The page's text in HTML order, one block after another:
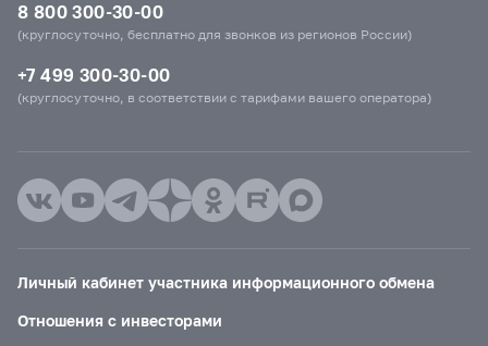
8 800 300-30-00
(круглосуточно, бесплатно для звонков из регионов России)
+7 499 300-30-00
(круглосуточно, в соответствии с тарифами вашего оператора)
Личный кабинет участника информационного обмена
Отношения с инвесторами